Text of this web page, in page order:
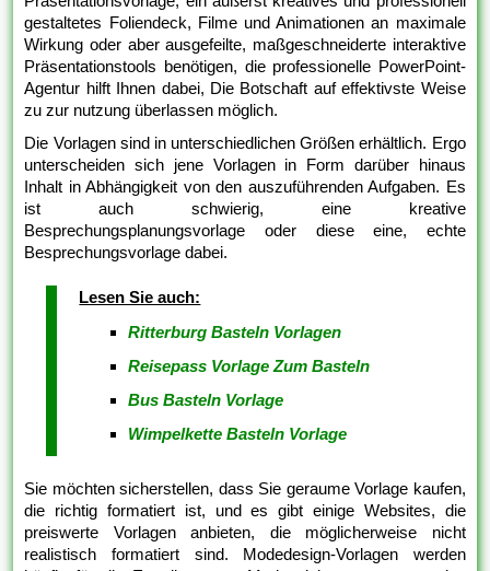
gestaltetes Foliendeck, Filme und Animationen an maximale
Wirkung oder aber ausgefeilte, maßgeschneiderte interaktive
Präsentationstools benötigen, die professionelle PowerPoint-
Agentur hilft Ihnen dabei, Die Botschaft auf effektivste Weise
zu zur nutzung überlassen möglich.
Die Vorlagen sind in unterschiedlichen Größen erhältlich. Ergo
unterscheiden sich jene Vorlagen in Form darüber hinaus
Inhalt in Abhängigkeit von den auszuführenden Aufgaben. Es
ist auch schwierig, eine kreative
Besprechungsplanungsvorlage oder diese eine, echte
Besprechungsvorlage dabei.
Lesen Sie auch:
Ritterburg Basteln Vorlagen
Reisepass Vorlage Zum Basteln
Bus Basteln Vorlage
Wimpelkette Basteln Vorlage
Sie möchten sicherstellen, dass Sie geraume Vorlage kaufen,
die richtig formatiert ist, und es gibt einige Websites, die
preiswerte Vorlagen anbieten, die möglicherweise nicht
realistisch formatiert sind. Modedesign-Vorlagen werden